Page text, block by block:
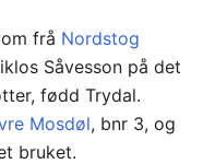
frå Nordstog
Såvesson på det
fødd Trydal.
Mosdøl, bnr 3, og
bruket.